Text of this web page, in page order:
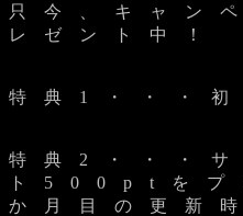
只 今 、 キ ャ ン
レ ゼ ン ト 中 ！
特 典 1 ・ ・ ・ 初
特 典 2 ・ ・ ・
ト 5 0 0 p t を プ
か 月 目 の 更 新